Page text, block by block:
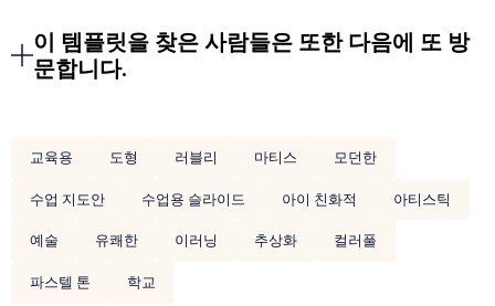
이 템플릿을 찾은 사람들은 또한 다음에 또 방
문합니다.
교육용 도형 러블리 마티스
모던한
수업 지도안
수업용 슬라이드 아이 친화적
아티스틱
예술
유쾌한 이러닝 추상화
컬러풀
파스텔 톤
학교